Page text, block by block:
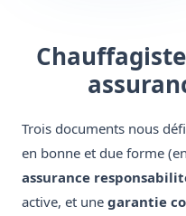
Trois documents nous
en bonne et due forme
assurance
active, et une garantie